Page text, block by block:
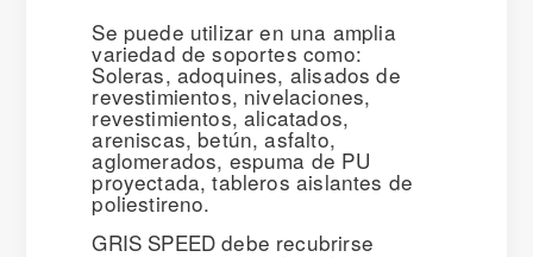
Se puede utilizar en una amplia
variedad de soportes como:
Soleras, adoquines, alisados de
revestimientos, nivelaciones,
revestimientos, alicatados,
areniscas, betún, asfalto,
aglomerados, espuma de PU
proyectada, tableros aislantes de
poliestireno.
GRIS SPEED debe recubrirse